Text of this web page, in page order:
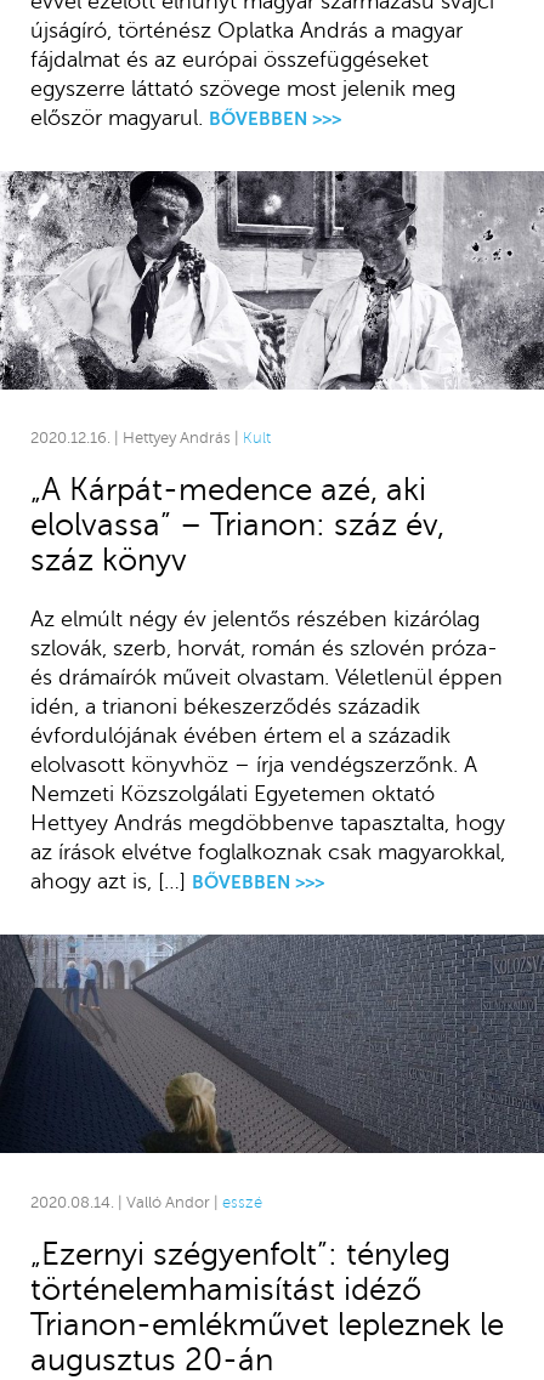
újságíró, történész Oplatka András a magyar
fájdalmat és az európai összefüggéseket
egyszerre láttató szövege most jelenik meg
először magyarul.
BŐVEBBEN >>>
2020.12.16. | Hettyey András | Kult
„A Kárpát-medence azé, aki
elolvassa” – Trianon: száz év,
száz könyv
Az elmúlt négy év jelentős részében kizárólag
szlovák, szerb, horvát, román és szlovén próza-
és drámaírók műveit olvastam. Véletlenül éppen
idén, a trianoni békeszerződés századik
évfordulójának évében értem el a századik
elolvasott könyvhöz – írja vendégszerzőnk. A
Nemzeti Közszolgálati Egyetemen oktató
Hettyey András megdöbbenve tapasztalta, hogy
az írások elvétve foglalkoznak csak magyarokkal,
ahogy azt is, […]
BŐVEBBEN >>>
2020.08.14. | Valló Andor | esszé
„Ezernyi szégyenfolt”: tényleg
történelemhamisítást idéző
Trianon-emlékművet lepleznek le
augusztus 20-án